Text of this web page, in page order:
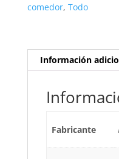
comedor, Todo
Información
Fabricante